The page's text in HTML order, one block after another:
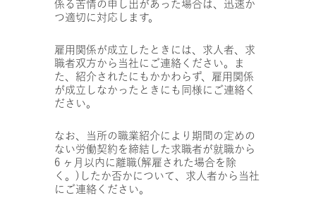
係る苦情の申し出があった場合は、迅速か
つ適切に対応します。
雇用関係が成立したときには、求人者、求
職者双方から当社にご連絡ください。ま
た、紹介されたにもかかわらず、雇用関係
が成立しなかったときにも同様にご連絡く
ださい。
なお、当所の職業紹介により期間の定めの
ない労働契約を締結した求職者が就職から
6 ヶ月以内に離職(解雇された場合を除
く。)したか否かについて、求人者から当社
にご連絡ください。